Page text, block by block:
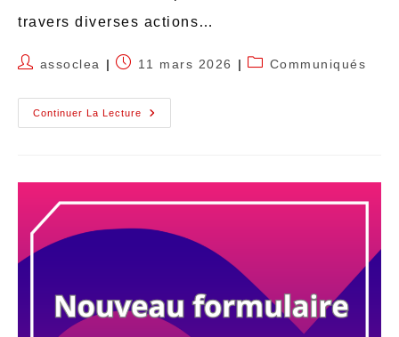
travers diverses actions…
assoclea 11 mars 2026 Communiqués
Continuer La Lecture